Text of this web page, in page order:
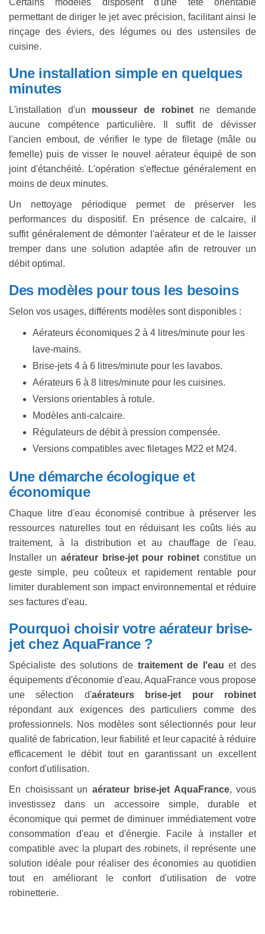
permettant de diriger le jet avec précision, facilitant ainsi le
rinçage des éviers, des légumes ou des ustensiles de
cuisine.
Une installation simple en quelques
minutes
L'installation d'un mousseur de robinetne demande
aucune compétence particulière. Il suffit de dévisser
l'ancien embout, de vérifier le type de filetage (mâle ou
femelle) puis de visser le nouvel aérateur équipé de son
joint d'étanchéité. L'opération s'effectue généralement en
moins de deux minutes.
Un nettoyage périodique permet de préserver les
performances du dispositif. En présence de calcaire, il
suffit généralement de démonter l'aérateur et de le laisser
tremper dans une solution adaptée afin de retrouver un
débit optimal.
Des modèles pour tous les besoins
Selon vos usages, différents modèles sont disponibles :
Aérateurs économiques 2 à 4 litres/minute pour les
lave-mains.
Brise-jets 4 à 6 litres/minute pour les lavabos.
Aérateurs 6 à 8 litres/minute pour les cuisines.
Versions orientables à rotule.
Modèles anti-calcaire.
Régulateurs de débit à pression compensée.
Versions compatibles avec filetages M22 et M24.
Une démarche écologique et
économique
Chaque litre d'eau économisé contribue à préserver les
ressources naturelles tout en réduisant les coûts liés au
traitement, à la distribution et au chauffage de l'eau.
Installer un aérateur brise-jet pour robinet constitue un
geste simple, peu coûteux et rapidement rentable pour
limiter durablement son impact environnemental et réduire
ses factures d'eau.
Pourquoi choisir votre aérateur brise-
jet chez AquaFrance ?
Spécialiste des solutions de traitement de l'eau et des
équipements d'économie d'eau, AquaFrance vous propose
une sélection d'aérateurs brise-jet pour robinet
répondant aux exigences des particuliers comme des
professionnels. Nos modèles sont sélectionnés pour leur
qualité de fabrication, leur fiabilité et leur capacité à réduire
efficacement le débit tout en garantissant un excellent
confort d'utilisation.
En choisissant un aérateur brise-jet AquaFrance, vous
investissez dans un accessoire simple, durable et
économique qui permet de diminuer immédiatement votre
consommation d'eau et d'énergie. Facile à installer et
compatible avec la plupart des robinets, il représente une
solution idéale pour réaliser des économies au quotidien
tout en améliorant le confort d'utilisation de votre
robinetterie.